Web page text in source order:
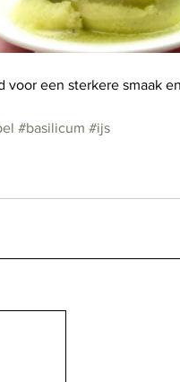
een sterkere smaak
#basilicum #ijs